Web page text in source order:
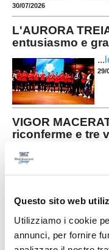
Questo sito web
Utilizziamo i cookie
annunci, per fornire
30/07/2026
L'AURORA
entusiasmo e
...
29/
VIGOR
riconferme e tre
Nelle foto (da sx): Kheder,
voltare pagina e a
30/07/2026
ELITE
ecco altri